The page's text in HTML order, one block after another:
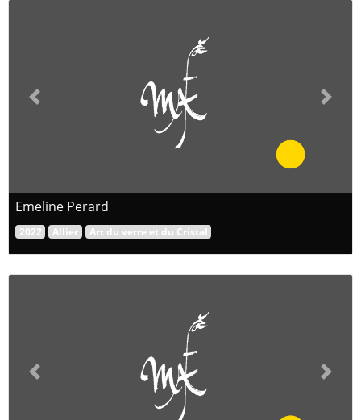
Previous Next
Emeline Perard
2022 Allier Art du verre et du Cristal
Previous Next